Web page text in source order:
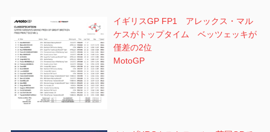
イギリスGP FP1 アレックス・マル
ケスがトップタイム ベッツェッキが
僅差の2位
MotoGP